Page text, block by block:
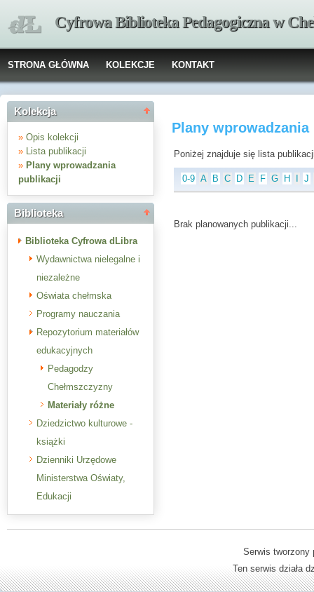
Cyfrowa Biblioteka Pedagogiczna w
STRONA GŁÓWNA KOLEKCJE KONTAKT
Kolekcja
» Opis kolekcji
» Lista publikacji
» Plany wprowadzania
publikacji
Biblioteka
Biblioteka Cyfrowa dLibra
Wydawnictwa nielegalne i
niezależne
Oświata chełmska
Programy nauczania
Repozytorium materiałów
edukacyjnych
Pedagodzy
Chełmszczyzny
Materiały różne
Dziedzictwo kulturowe -
książki
Dzienniki Urzędowe
Ministerstwa Oświaty,
Edukacji
Plany
Poniżej znajduje się lista
0-9 A B C D E F G H J
Brak planowanych publikacji...
Serwis
Ten serwis działa